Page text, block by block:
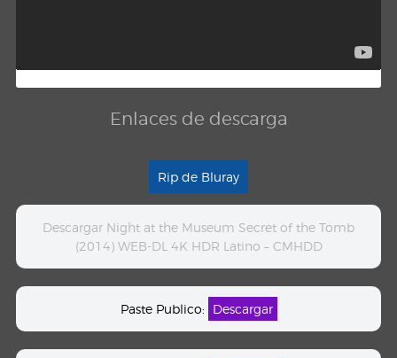
Enlaces de descarga
Rip de Bluray
Descargar Night at the Museum Secret of the Tomb
(2014) WEB-DL 4K HDR Latino – CMHDD
Paste Publico: Descargar